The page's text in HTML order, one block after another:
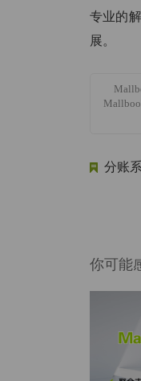
专业的
展。
分账
你可能